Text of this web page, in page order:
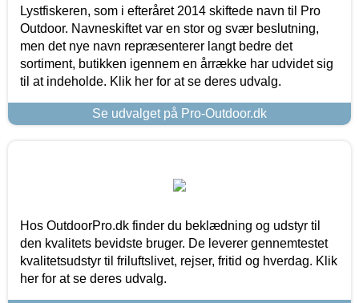
Lystfiskeren, som i efteråret 2014 skiftede navn til Pro
Outdoor. Navneskiftet var en stor og svær beslutning,
men det nye navn repræsenterer langt bedre det
sortiment, butikken igennem en årrække har udvidet sig
til at indeholde. Klik her for at se deres udvalg.
Se udvalget på Pro-Outdoor.dk
Hos OutdoorPro.dk finder du beklædning og udstyr til
den kvalitets bevidste bruger. De leverer gennemtestet
kvalitetsudstyr til friluftslivet, rejser, fritid og hverdag. Klik
her for at se deres udvalg.